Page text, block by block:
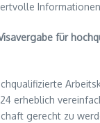
für
erheblich
gerecht zu